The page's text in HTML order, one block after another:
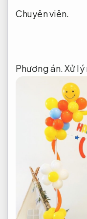
Chuyên viên.
Phương án.Xử lý